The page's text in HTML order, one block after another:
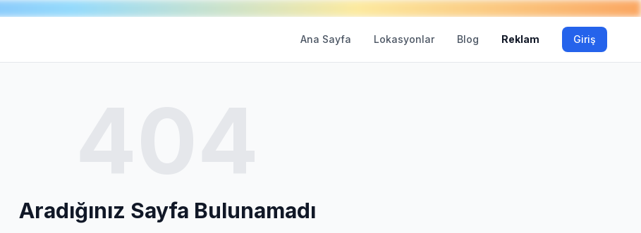
Ana Sayfa Lokasyonlar Blog Reklam Giriş
Aradığınız Sayfa Bulunamadı